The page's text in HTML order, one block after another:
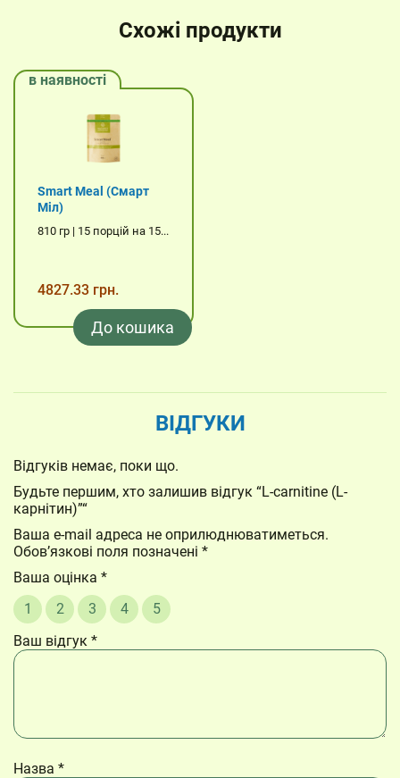
Схожі продукти
в наявності
Smart Meal (Смарт
Міл)
810 гр | 15 порцій на 15...
4827.33 грн.
До кошика
ВІДГУКИ
Відгуків немає, поки що.
Будьте першим, хто залишив відгук “L-carnitine (L-
карнітин)”“
Ваша e-mail адреса не оприлюднюватиметься.
Обов’язкові поля позначені *
Ваша оцінка *
1
2 3 4
5
Ваш відгук *
Назва *